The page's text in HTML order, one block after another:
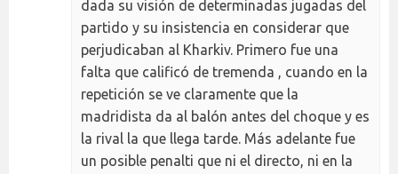
dada su visión de determinadas jugadas del
partido y su insistencia en considerar que
perjudicaban al Kharkiv. Primero fue una
falta que calificó de tremenda , cuando en la
repetición se ve claramente que la
madridista da al balón antes del choque y es
la rival la que llega tarde. Más adelante fue
un posible penalti que ni el directo, ni en la